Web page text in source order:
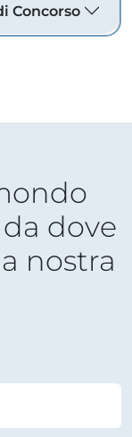
Concorso
dove
nostra